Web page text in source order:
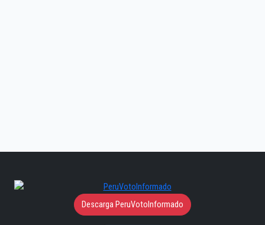
Descarga PeruVotoInformado